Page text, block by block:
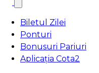
Biletul Zilei
Ponturi
Bonusuri Pariuri
Aplicația Cota2